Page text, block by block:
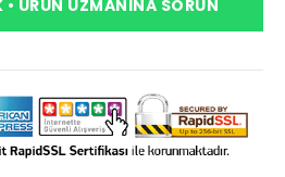
• ÜRÜN UZMANINA SORUN